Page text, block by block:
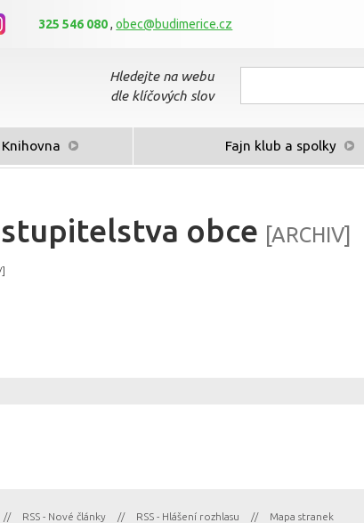
325 546 080,obec@budimerice.cz
Hledejte na webu
dle klíčových slov
Knihovna Fajn klub a spolky
obce [ARCHIV]
// RSS - Nové články // RSS - Hlášení rozhlasu //
Mapa stranek